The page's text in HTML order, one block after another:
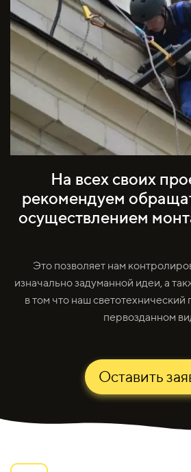
На всех своих
рекомендуем
осуществлением
Это позволяет нам
изначально задуманной идеи, а
в том что наш светотехнический
первозданном
Оставить